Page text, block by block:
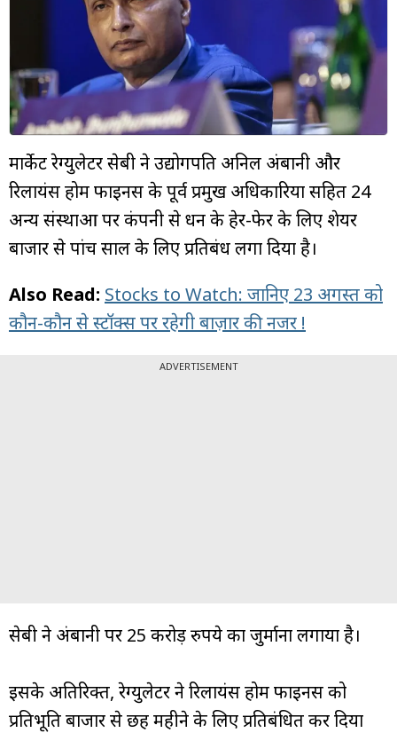
म्यूचुअल
फंड
मार्केट रेग्युलेटर सेबी ने उद्योगपति अनिल अंबानी और
रिलायंस होम फाइनेंस के पूर्व प्रमुख अधिकारियों सहित 24
अन्य संस्थाओं पर कंपनी से धन के हेर-फेर के लिए शेयर
बाजार से पांच साल के लिए प्रतिबंध लगा दिया है।
Also Read: Stocks to Watch: जानिए 23 अगस्त को
कौन-कौन से स्टॉक्स पर रहेगी बाज़ार की नजर !
ADVERTISEMENT
सेबी ने अंबानी पर 25 करोड़ रुपये का जुर्माना लगाया है।
इसके अतिरिक्त, रेग्युलेटर ने रिलायंस होम फाइनेंस को
प्रतिभूति बाजार से छह महीने के लिए प्रतिबंधित कर दिया